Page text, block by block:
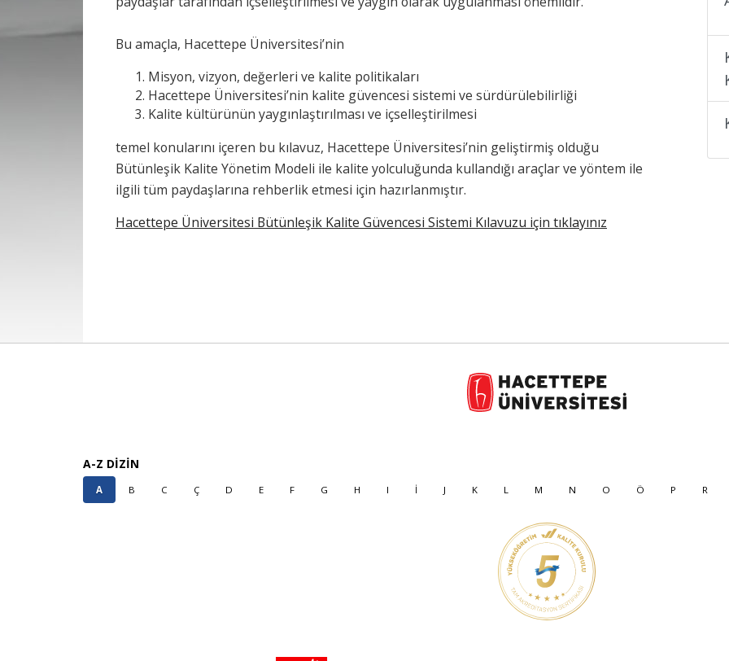
Bu amaçla, Hacettepe Üniversitesi’nin
Misyon, vizyon, değerleri ve kalite politikaları
Hacettepe Üniversitesi’nin kalite güvencesi sistemi ve sürdürülebilirliği
Kalite kültürünün yaygınlaştırılması ve içselleştirilmesi
temel konularını içeren bu kılavuz, Hacettepe Üniversitesi’nin geliştirmiş olduğu
Bütünleşik Kalite Yönetim Modeli ile kalite yolculuğunda kullandığı araçlar ve yöntem ile
ilgili tüm paydaşlarına rehberlik etmesi için hazırlanmıştır.
Hacettepe Üniversitesi Bütünleşik Kalite Güvencesi Sistemi Kılavuzu için tıklayınız
A-Z DİZİN
A B C Ç D E F G H I İ J K L M N O Ö P R